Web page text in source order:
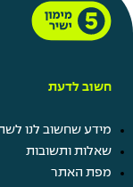
חשוב לדעת
מידע שחשוב לנו
שאלות ותשובות
מפת האתר